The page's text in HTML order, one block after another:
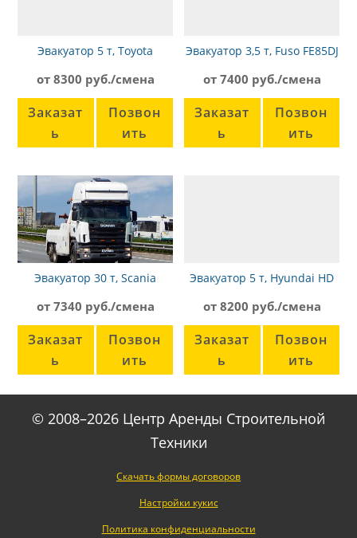
Эвакуатор 5 т, Toyota
от 8300 руб./смена
Заказат
ь
Позвон
ить
Эвакуатор 3,5 т, Fuso FE85DJ
от 7400 руб./смена
Заказат
ь
Позвон
ить
Эвакуатор 30 т, Scania
от 7340 руб./смена
Заказат
ь
Позвон
ить
Эвакуатор 5 т, Hyundai HD
от 8200 руб./смена
Заказат
ь
Позвон
ить
© 2008–2026 Центр Аренды Строительной
Техники
Скачать формы договоров
Настройки кукис
Политика конфиденциальности